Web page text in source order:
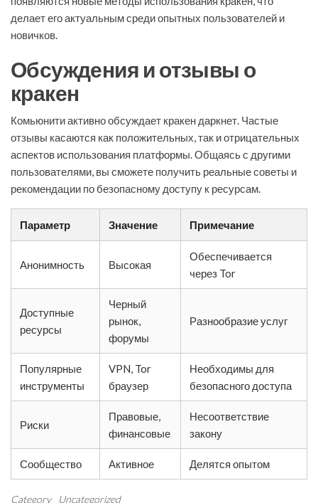
делает его актуальным среди опытных пользователей и
новичков.
Обсуждения и отзывы о
кракен
Комьюнити активно обсуждает кракен даркнет. Частые
отзывы касаются как положительных, так и отрицательных
аспектов использования платформы. Общаясь с другими
пользователями, вы сможете получить реальные советы и
рекомендации по безопасному доступу к ресурсам.
Параметр Значение Примечание
Анонимность Высокая
Обеспечивается
через Tor
Доступные
ресурсы
Черный
рынок,
форумы
Разнообразие услуг
Популярные
инструменты
VPN, Tor
браузер
Необходимы для
безопасного доступа
Риски
Правовые,
финансовые
Несоответствие
закону
Сообщество Активное Делятся опытом
Category Uncategorized